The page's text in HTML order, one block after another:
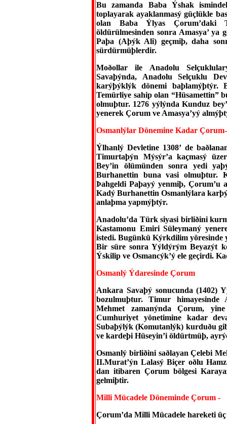
Bu zamanda Baba Ýshak
toplayarak ayaklanmasý güçlükle
olan Baba Ýlyas Çorum’daki
öldürülmesinden sonra Amasya’ ya
Paþa (Aþýk Ali) geçmiþ, daha
sürdürmüþlerdir.
Moðollar ile Anadolu
Savaþýnda, Anadolu Selçuklu
karýþýklýk dönemi baþlamýþtýr.
Temürliye sahip olan “Hüsamettin”
olmuþtur. 1276 yýlýnda Kunduz
yenerek Çorum ve Amasya’yý
Osmanlýlar Dönemine Kadar
Ýlhanlý Devletine 1308’ de
Timurtaþýn Mýsýr’a kaçmasý
Bey’in ölümünden sonra yedi
Burhanettin buna vasi olmuþtur.
Þahgeldi Paþayý yenmiþ, Çorum’u
Kadý Burhanettin Osmanlýlara
anlaþma yapmýþtýr.
Anadolu’da Türk siyasi birliðini
Kastamonu Emiri Süleymaný
istedi. Bugünkü Kýrkdilim yöresinde
Bir süre sonra Yýldýrým Beyazýt
Ýskilip ve Osmancýk’ý ele geçirdi.
Osmanlý Ýdaresinde Çorum
Ankara Savaþý sonucunda (1402)
bozulmuþtur. Timur himayesinde
Mehmet zamanýnda Çorum,
Cumhuriyet yönetimine kadar
Subaþýlýk (Komutanlýk) kurduðu
ve kardeþi Hüseyin’i öldürtmüþ,
Osmanlý birliðini saðlayan Çelebi
II.Murat’ýn Lalasý Biçer oðlu
dan itibaren Çorum bölgesi
gelmiþtir.
Milli Mücadele Döneminde Çorum -
Çorum’da Milli Mücadele hareketi